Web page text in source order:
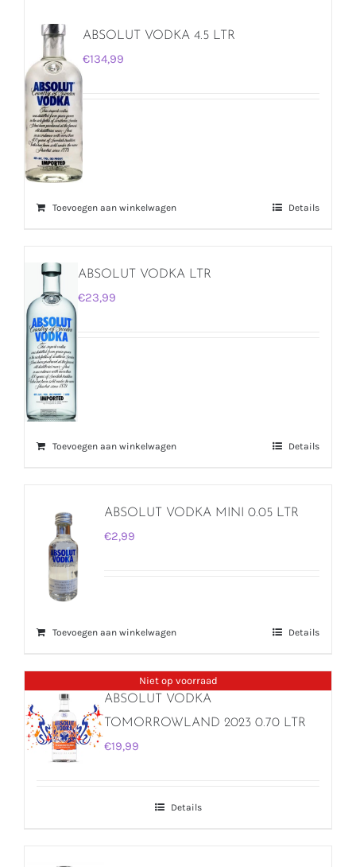
ABSOLUT VODKA 4.5 LTR
€134,99
Toevoegen aan winkelwagen Details
ABSOLUT VODKA LTR
€23,99
Toevoegen aan winkelwagen Details
ABSOLUT VODKA MINI 0.05 LTR
€2,99
Toevoegen aan winkelwagen Details
Niet op voorraad
ABSOLUT VODKA
TOMORROWLAND 2023 0.70 LTR
€19,99
Details